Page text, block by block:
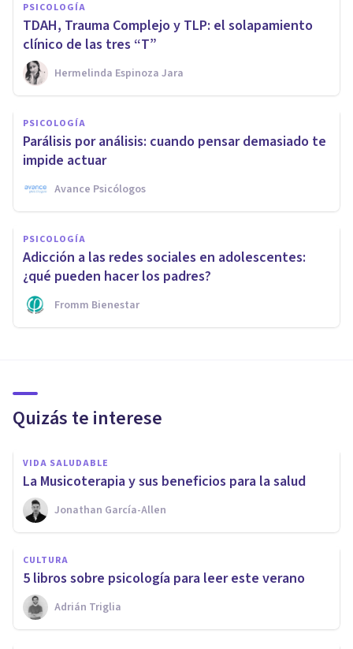
PSICOLOGÍA
TDAH, Trauma Complejo y TLP: el solapamiento
clínico de las tres “T”
Hermelinda Espinoza Jara
PSICOLOGÍA
Parálisis por análisis: cuando pensar demasiado te
impide actuar
Avance Psicólogos
PSICOLOGÍA
Adicción a las redes sociales en adolescentes:
¿qué pueden hacer los padres?
Fromm Bienestar
Quizás te interese
VIDA SALUDABLE
​La Musicoterapia y sus beneficios para la salud
Jonathan García-Allen
CULTURA
​5 libros sobre psicología para leer este verano
Adrián Triglia